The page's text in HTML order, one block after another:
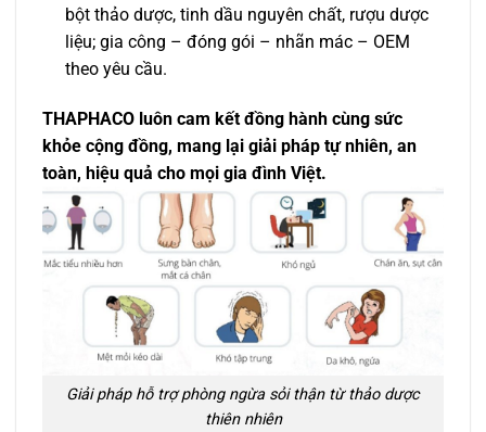
bột thảo dược, tinh dầu nguyên chất, rượu dược
liệu; gia công – đóng gói – nhãn mác – OEM
theo yêu cầu.
THAPHACO luôn cam kết đồng hành cùng sức
khỏe cộng đồng, mang lại giải pháp tự nhiên, an
toàn, hiệu quả cho mọi gia đình Việt.
Giải pháp hỗ trợ phòng ngừa sỏi thận từ thảo dược
thiên nhiên